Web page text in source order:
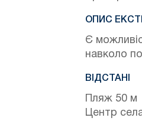
ОПИС
Є
навколо
ВІДСТАНІ
Пляж 50 м
Центр